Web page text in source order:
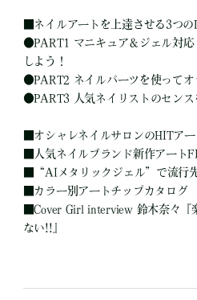
ネイルアートを上達させる3つの
●PART1 マニキュア＆ジェル対
しよう！
●PART2 ネイルパーツを使ってオ
●PART3 人気ネイリストのセンス
オシャレネイルサロンのHITア
人気ネイルブランド新作アート
“AIメタリックジェル”で流行
カラー別アートチップカタログ
■Cover Girl interview 鈴木奈々『
ない!!』